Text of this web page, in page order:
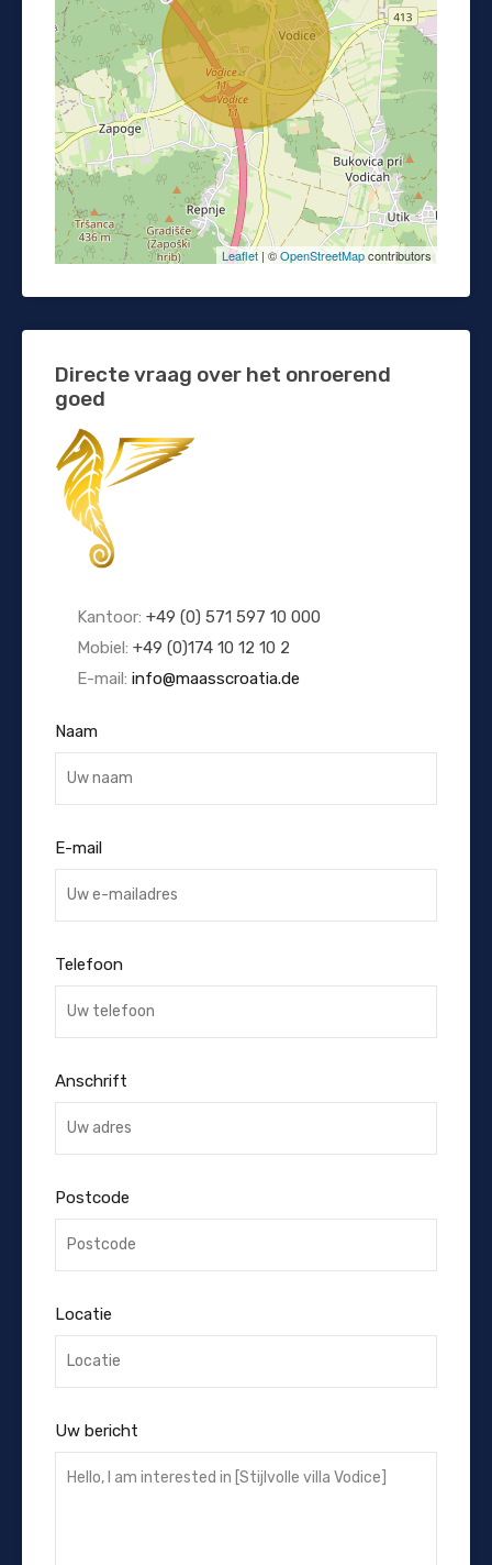
Leaflet| ©OpenStreetMapcontributors
Directe vraag over het onroerend
goed
Kantoor: +49 (0) 571 597 10 000
Mobiel: +49 (0)174 10 12 10 2
E-mail: info@maasscroatia.de
Naam
E-mail
Telefoon
Anschrift
Postcode
Locatie
Uw bericht